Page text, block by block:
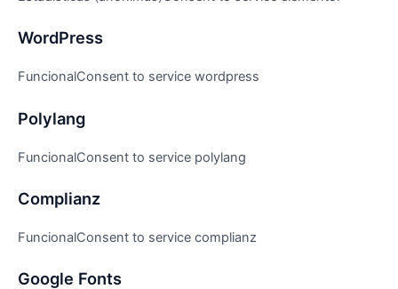
WordPress
FuncionalConsent to service wordpress
Polylang
FuncionalConsent to service polylang
Complianz
FuncionalConsent to service complianz
Google Fonts